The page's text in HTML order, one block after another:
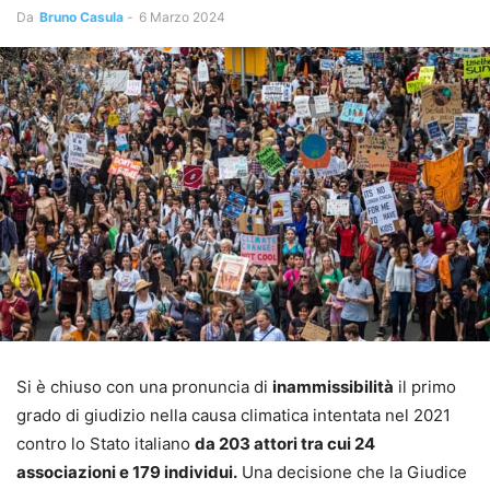
Da Bruno Casula - 6 Marzo 2024
Si è chiuso con una pronuncia di inammissibilità il primo
grado di giudizio nella causa climatica intentata nel 2021
contro lo Stato italiano da 203 attori tra cui 24
associazioni e 179 individui. Una decisione che la Giudice